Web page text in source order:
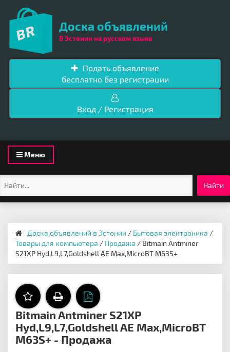
Доска объявлений
В Эстонии на русском языке
Подать объявление
бесплатно без регистрации
Вход / Регистрация
Toggle
navigation
Меню
Найти
Доска объявлений в Эстонии / Бытовая электроника /
Товары для компьютера / Продажа / Bitmain Antminer
S21XP Hyd,L9,L7,Goldshell AE Max,MicroBT M63S+
Bitmain Antminer S21XP
Hyd,L9,L7,Goldshell AE Max,MicroBT
M63S+ - Продажа